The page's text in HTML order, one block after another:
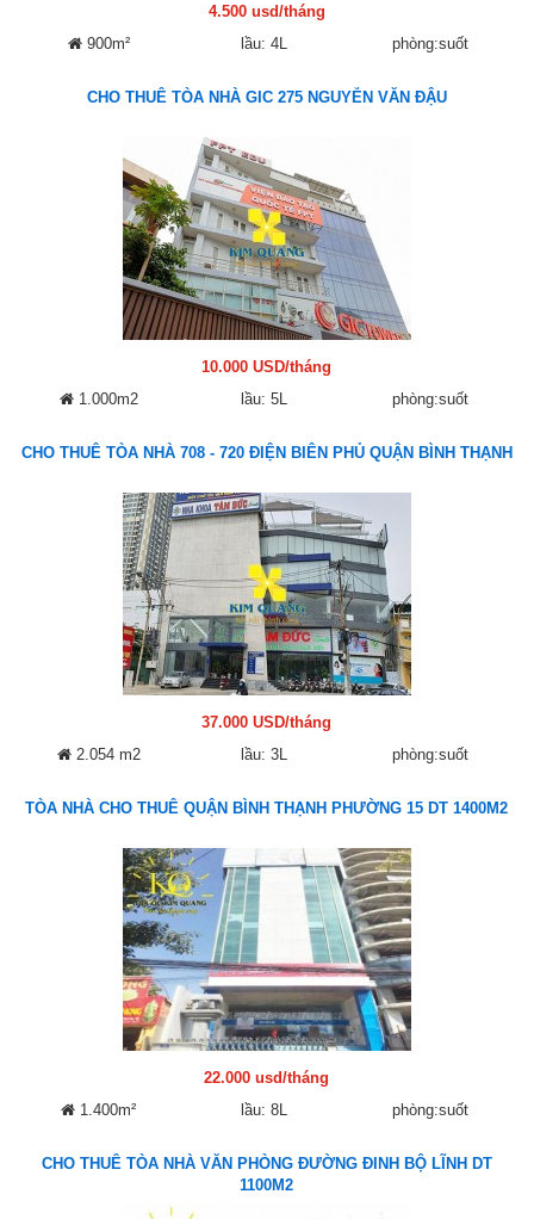
4.500 usd/tháng
900m²
lầu: 4L phòng:suốt
CHO THUÊ TÒA NHÀ GIC 275 NGUYỄN VĂN ĐẬU
10.000 USD/tháng
1.000m2
lầu: 5L phòng:suốt
CHO THUÊ TÒA NHÀ 708 - 720 ĐIỆN BIÊN PHỦ QUẬN BÌNH THẠNH
37.000 USD/tháng
2.054 m2
lầu: 3L phòng:suốt
TÒA NHÀ CHO THUÊ QUẬN BÌNH THẠNH PHƯỜNG 15 DT 1400M2
22.000 usd/tháng
1.400m²
lầu: 8L phòng:suốt
CHO THUÊ TÒA NHÀ VĂN PHÒNG ĐƯỜNG ĐINH BỘ LĨNH DT
1100M2